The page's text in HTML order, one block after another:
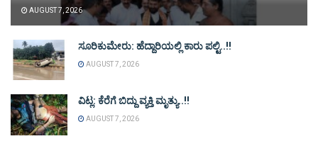
AUGUST 7, 2026
ಸೂರಿಕುಮೇರು: ಹೆದ್ದಾರಿಯಲ್ಲಿ ಕಾರು ಪಲ್ಟಿ..!!
AUGUST 7, 2026
ವಿಟ್ಲ: ಕೆರೆಗೆ ಬಿದ್ದು ವ್ಯಕ್ತಿ ಮೃತ್ಯು..!!
AUGUST 7, 2026